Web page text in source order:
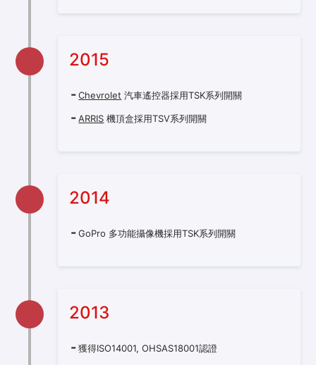
2015
Chevrolet 汽車遙控器採用TSK系列開關
ARRIS 機頂盒採用TSV系列開關
2014
GoPro 多功能攝像機採用TSK系列開關
2013
獲得ISO14001, OHSAS18001認證